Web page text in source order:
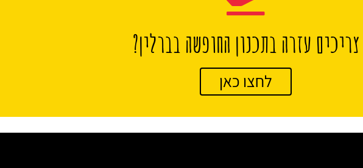
צריכים עזרה בתכנון החופשה בברלין?
לחצו כאן